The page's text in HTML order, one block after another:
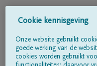
Volg ons op
Cookie kennisgeving
Onze website gebruikt
goede werking van de
cookies worden gebruikt